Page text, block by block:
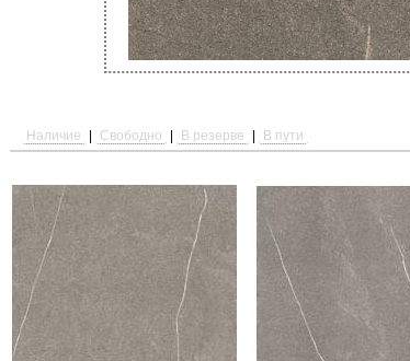
Наличие Свободно В резерве В пути